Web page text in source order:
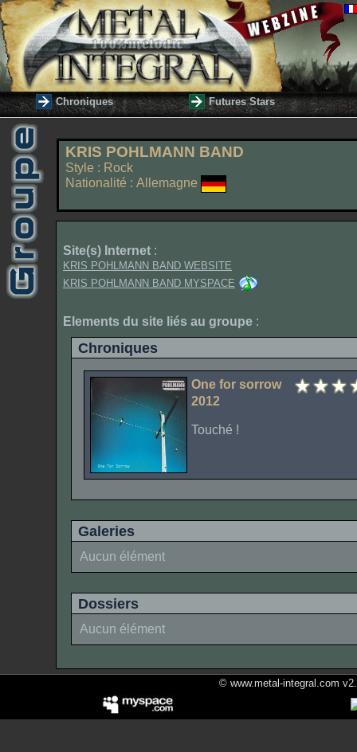
Chroniques Futures Stars
KRIS POHLMANN BAND
Style : Rock
Nationalité : Allemagne
Site(s) Internet :
KRIS POHLMANN BAND WEBSITE
KRIS POHLMANN BAND MYSPACE
Elements du site liés au groupe :
Chroniques
One for sorrow
2012
Touché !
Galeries
Aucun élément
Dossiers
Aucun élément
© www.metal-integral.com